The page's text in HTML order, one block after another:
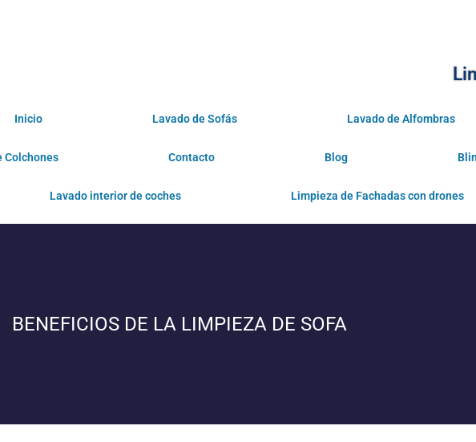
Inicio Lavado de Sofás Lavado de Alfombras
Colchones Contacto Blog
Lavado interior de coches Limpieza de Fachadas con drones
BENEFICIOS DE LA LIMPIEZA DE SOFA